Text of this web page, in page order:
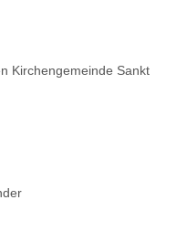
Kirchengemeinde Sankt